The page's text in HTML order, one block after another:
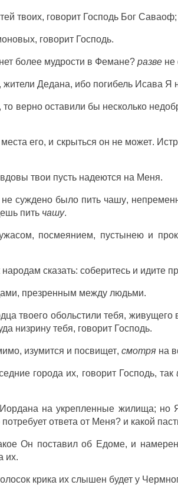
твоих, говорит Господь Бог Саваоф;
, говорит Господь.
более мудрости в Фемане? развене
жители Дедана, ибо погибель Исава Я
то верно оставили бы несколько
места его, и скрыться он не может.
вдовы твои пусть надеются на Меня.
несуждено было пить чашу,
пить чашу.
, посмеянием, пустынеюи
народам сказать: соберитесьи идите
, презренным между людьми.
твоего обольстили тебя, живущего
низринутебя, говорит Господь.
, изумится и посвищет, смотряна
города их, говорит Господь, так
Иордана наукрепленные жилища; но
потребует ответа от Меня? и какой
Он поставилоб Едоме, и
их.
крика их слышен будету